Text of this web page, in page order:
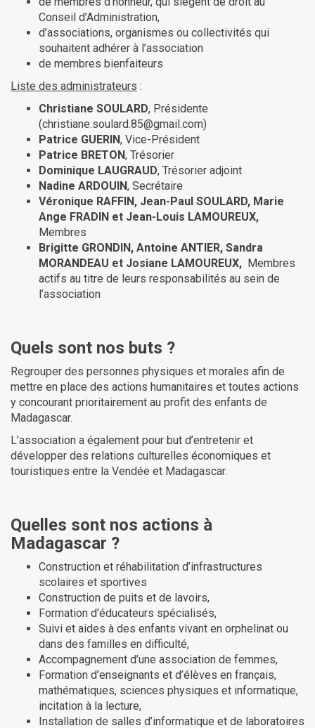
Conseil d’Administration,
d’associations, organismes ou collectivités qui
souhaitent adhérer à l’association
de membres bienfaiteurs
Liste des administrateurs :
Christiane SOULARD, Présidente
(christiane.soulard.85@gmail.com)
Patrice GUERIN, Vice-Président
Patrice BRETON, Trésorier
Dominique LAUGRAUD, Trésorier adjoint
Nadine ARDOUIN, Secrétaire
Véronique RAFFIN, Jean-Paul SOULARD, Marie
Ange FRADIN et Jean-Louis LAMOUREUX,
Membres
Brigitte GRONDIN, Antoine ANTIER, Sandra
MORANDEAU et Josiane LAMOUREUX, Membres
actifs au titre de leurs responsabilités au sein de
l’association
Quels sont nos buts ?
Regrouper des personnes physiques et morales afin de
mettre en place des actions humanitaires et toutes actions
y concourant prioritairement au profit des enfants de
Madagascar.
L’association a également pour but d’entretenir et
développer des relations culturelles économiques et
touristiques entre la Vendée et Madagascar.
Quelles sont nos actions à
Madagascar ?
Construction et réhabilitation d’infrastructures
scolaires et sportives
Construction de puits et de lavoirs,
Formation d’éducateurs spécialisés,
Suivi et aides à des enfants vivant en orphelinat ou
dans des familles en difficulté,
Accompagnement d’une association de femmes,
Formation d’enseignants et d’élèves en français,
mathématiques, sciences physiques et informatique,
incitation à la lecture,
Installation de salles d’informatique et de laboratoires